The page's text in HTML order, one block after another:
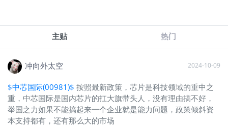
主贴 热门
冲向外太空 2024-10-09
$中芯国际(00981)$ 按照最新政策，芯片是科技领域的重中之
重，中芯国际是国内芯片的扛大旗带头人，没有理由搞不好，
举国之力如果不能搞起来一个企业就是能力问题，政策倾斜资
本支持都有，还有那么大的市场